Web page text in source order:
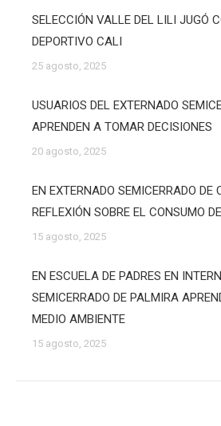
SELECCIÓN VALLE DEL LILI JUGÓ
DEPORTIVO CALI
25 agosto, 2025
USUARIOS DEL EXTERNADO
APRENDEN A TOMAR DECISIONES
20 agosto, 2025
EN EXTERNADO SEMICERRADO DE
REFLEXIÓN SOBRE EL CONSUMO
15 agosto, 2025
EN ESCUELA DE PADRES EN
SEMICERRADO DE PALMIRA
MEDIO AMBIENTE
15 agosto, 2025